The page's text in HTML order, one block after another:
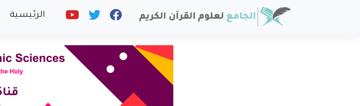
الرئيسية